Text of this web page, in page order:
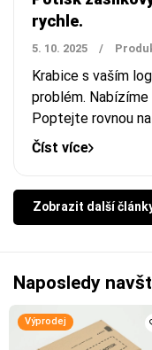
rychle.
5. 10. 2025 /
Krabice s vaším
problém.
Poptejte rovnou
Číst více
Zobrazit další
Naposledy
Výprodej